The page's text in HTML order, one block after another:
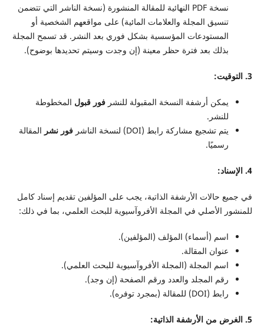
نسخة PDF النهائية للمقالة المنشورة (نسخة الناشر التي تتضمن
تنسيق المجلة والعلامات المائية) على مواقعهم الشخصية أو
المستودعات المؤسسية بشكل فوري بعد النشر. قد تسمح المجلة
بذلك بعد فترة حظر معينة (إن وجدت وسيتم تحديدها بوضوح).
3. التوقيت:
يمكن أرشفة النسخة المقبولة للنشر فور قبول المخطوطة
للنشر.
يتم تشجيع مشاركة رابط (DOI) لنسخة الناشر
فور نشر المقالة
رسميًا.
4. الإسناد:
في جميع حالات الأرشفة الذاتية، يجب على المؤلفين تقديم إسناد كامل
للمنشور الأصلي في المجلة الأفروآسيوية للبحث العلمي، بما في ذلك:
اسم (أسماء) المؤلف (المؤلفين).
عنوان المقالة.
اسم المجلة (المجلة الأفروآسيوية للبحث العلمي).
رقم المجلد والعدد ورقم الصفحة (إن وجد).
رابط (DOI) للمقالة (بمجرد توفره).
5. الغرض من الأرشفة الذاتية: